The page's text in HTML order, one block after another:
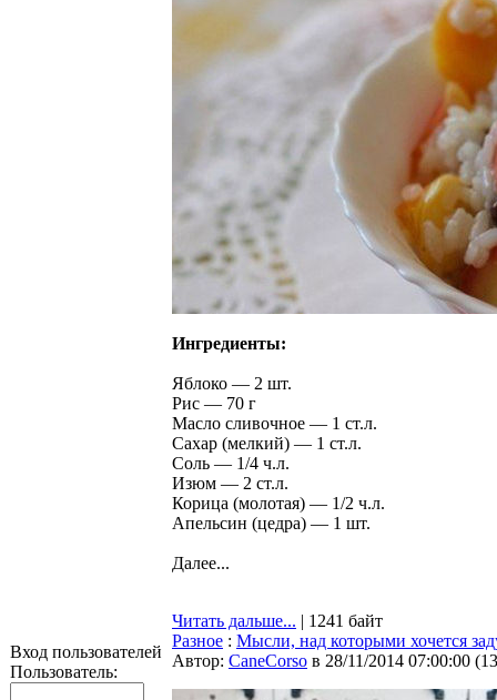
Вход пользователей
Пользователь:
Ингредиенты:
Яблоко — 2 шт.
Рис — 70 г
Масло сливочное — 1 ст.л.
Сахар (мелкий) — 1 ст.л.
Соль — 1/4 ч.л.
Изюм — 2 ст.л.
Корица (молотая) — 1/2 ч.л.
Апельсин (цедра) — 1 шт.
Далее...
Читать дальше... | 1241 байт
Разное : Мысли, над которыми хочется
Автор: CaneCorso в 28/11/2014 07:00:00 (